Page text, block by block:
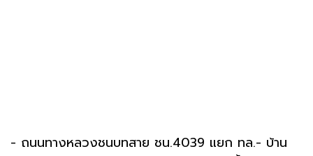
- ถนนทางหลวงชนบทสาย ชน.4039 แยก ทล.- บ้าน